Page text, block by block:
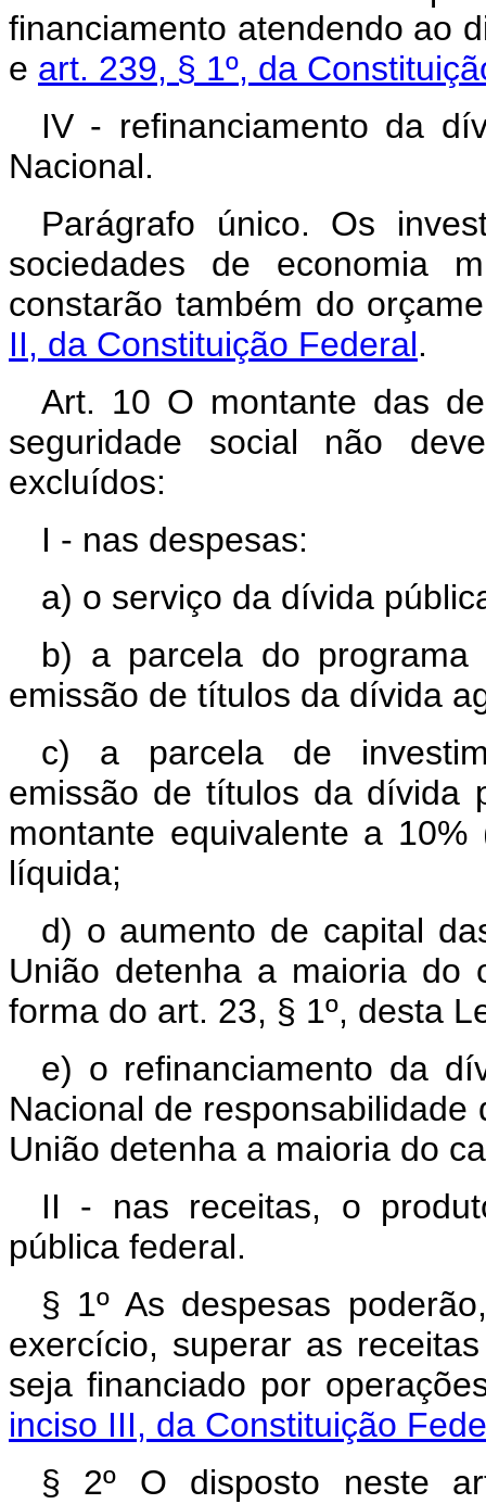
financiamento atendendo ao
e art. 239, § 1º, da
IV - refinanciamento da
Nacional.
Parágrafo único. Os
sociedades de economia
constarão também do
II, da Constituição Federal.
Art. 10 O montante das
seguridade social não
excluídos:
I - nas despesas:
a) o serviço da dívida
b) a parcela do programa
emissão de títulos da dívida
c) a parcela de
emissão de títulos da dívida
montante equivalente a
líquida;
d) o aumento de capital
União detenha a maioria do
forma do art. 23, § 1º, desta
e) o refinanciamento da
Nacional de
União detenha a maioria do
II - nas receitas, o
pública federal.
§ 1º As despesas
exercício, superar as
seja financiado por
inciso III, da Constituição
§ 2º O disposto neste